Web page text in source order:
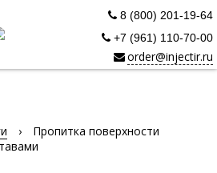
8 (800) 201-19-64
+7 (961) 110-70-00
order@injectir.ru
›
Пропитка поверхности